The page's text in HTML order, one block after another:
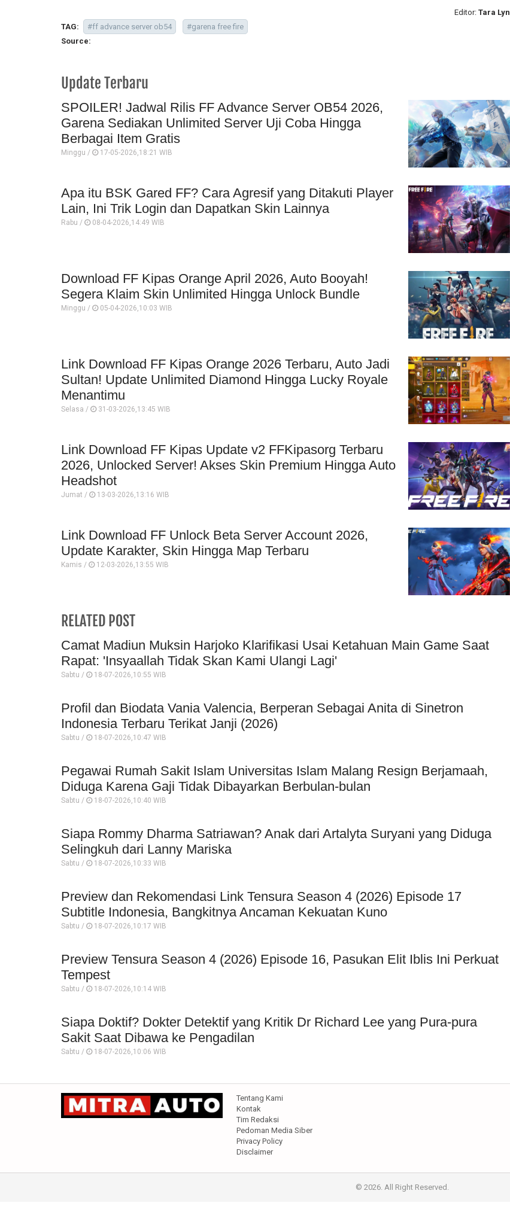
Editor: Tara Lyn
TAG:
#ff advance server ob54
#garena free fire
Source:
Update Terbaru
SPOILER! Jadwal Rilis FF Advance Server OB54 2026,
Garena Sediakan Unlimited Server Uji Coba Hingga
Berbagai Item Gratis
Minggu / 17-05-2026,18:21 WIB
Apa itu BSK Gared FF? Cara Agresif yang Ditakuti Player
Lain, Ini Trik Login dan Dapatkan Skin Lainnya
Rabu / 08-04-2026,14:49 WIB
Download FF Kipas Orange April 2026, Auto Booyah!
Segera Klaim Skin Unlimited Hingga Unlock Bundle
Minggu / 05-04-2026,10:03 WIB
Link Download FF Kipas Orange 2026 Terbaru, Auto Jadi
Sultan! Update Unlimited Diamond Hingga Lucky Royale
Menantimu
Selasa / 31-03-2026,13:45 WIB
Link Download FF Kipas Update v2 FFKipasorg Terbaru
2026, Unlocked Server! Akses Skin Premium Hingga Auto
Headshot
Jumat / 13-03-2026,13:16 WIB
Link Download FF Unlock Beta Server Account 2026,
Update Karakter, Skin Hingga Map Terbaru
Kamis / 12-03-2026,13:55 WIB
RELATED POST
Camat Madiun Muksin Harjoko Klarifikasi Usai Ketahuan Main Game Saat
Rapat: 'Insyaallah Tidak Skan Kami Ulangi Lagi'
Sabtu / 18-07-2026,10:55 WIB
Profil dan Biodata Vania Valencia, Berperan Sebagai Anita di Sinetron
Indonesia Terbaru Terikat Janji (2026)
Sabtu / 18-07-2026,10:47 WIB
Pegawai Rumah Sakit Islam Universitas Islam Malang Resign Berjamaah,
Diduga Karena Gaji Tidak Dibayarkan Berbulan-bulan
Sabtu / 18-07-2026,10:40 WIB
Siapa Rommy Dharma Satriawan? Anak dari Artalyta Suryani yang Diduga
Selingkuh dari Lanny Mariska
Sabtu / 18-07-2026,10:33 WIB
Preview dan Rekomendasi Link Tensura Season 4 (2026) Episode 17
Subtitle Indonesia, Bangkitnya Ancaman Kekuatan Kuno
Sabtu / 18-07-2026,10:17 WIB
Preview Tensura Season 4 (2026) Episode 16, Pasukan Elit Iblis Ini Perkuat
Tempest
Sabtu / 18-07-2026,10:14 WIB
Siapa Doktif? Dokter Detektif yang Kritik Dr Richard Lee yang Pura-pura
Sakit Saat Dibawa ke Pengadilan
Sabtu / 18-07-2026,10:06 WIB
Tentang Kami
Kontak
Tim Redaksi
Pedoman Media Siber
Privacy Policy
Disclaimer
© 2026. All Right Reserved.